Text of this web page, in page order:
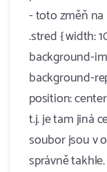
- toto změň na
.stred { width:
background-
background-
position:
t.j. je tam jiná
soubor jsou v
správně takhle.